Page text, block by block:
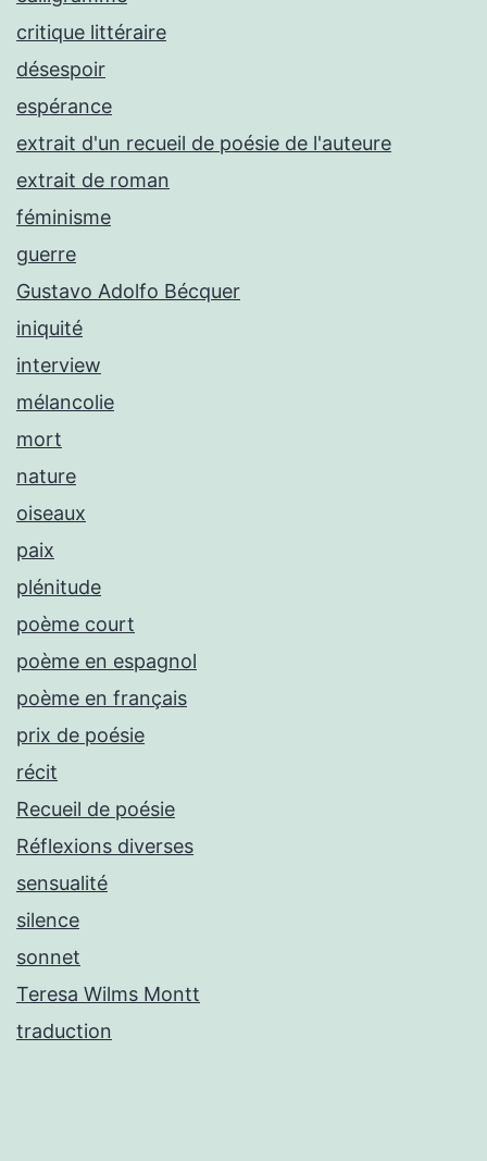
critique littéraire
désespoir
espérance
extrait d'un recueil de poésie de l'auteure
extrait de roman
féminisme
guerre
Gustavo Adolfo Bécquer
iniquité
interview
mélancolie
mort
nature
oiseaux
paix
plénitude
poème court
poème en espagnol
poème en français
prix de poésie
récit
Recueil de poésie
Réflexions diverses
sensualité
silence
sonnet
Teresa Wilms Montt
traduction